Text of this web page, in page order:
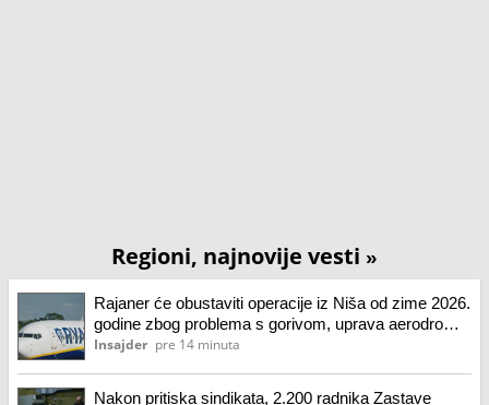
Regioni, najnovije vesti »
Rajaner će obustaviti operacije iz Niša od zime 2026.
godine zbog problema s gorivom, uprava aerodroma
kaže da prati situaciju
Insajder pre 14 minuta
Nakon pritiska sindikata, 2.200 radnika Zastave